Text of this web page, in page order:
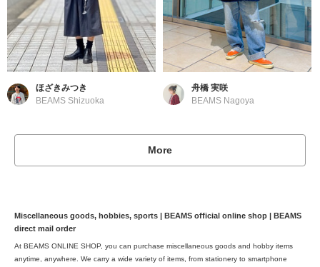
ほざきみつき
BEAMS Shizuoka
舟橋 実咲
BEAMS Nagoya
More
Miscellaneous goods, hobbies, sports | BEAMS official online shop | BEAMS
direct mail order
At BEAMS ONLINE SHOP, you can purchase miscellaneous goods and hobby items
anytime, anywhere. We carry a wide variety of items, from stationery to smartphone